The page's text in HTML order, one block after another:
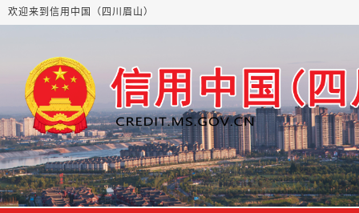
欢迎来到信用中国（四川眉山）